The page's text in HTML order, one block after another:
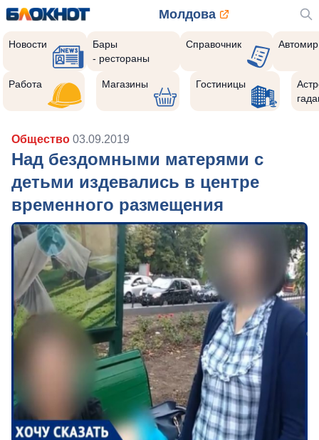
Молдова
Новости
Бары
- рестораны
Справочник Автомир
Работа Магазины Гостиницы
Общество 03.09.2019
Над бездомными матерями с
детьми издевались в центре
временного размещения